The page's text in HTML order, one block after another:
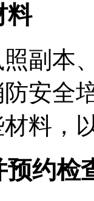
料
副本
安全
料，
预约检